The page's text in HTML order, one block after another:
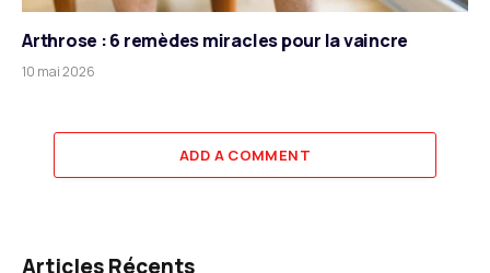
Arthrose : 6 remèdes miracles pour la vaincre
10 mai 2026
ADD A COMMENT
Articles Récents